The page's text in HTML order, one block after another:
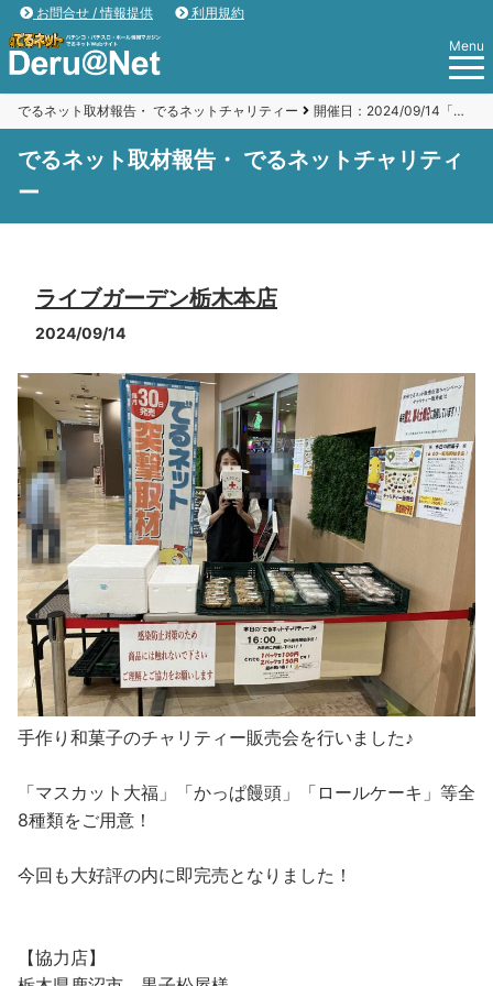
お問合せ / 情報提供
利用規約
Menu
でるネット取材報告・ でるネットチャリティー 開催日：2024/09/14「ライブガーデン栃木本店」
でるネット取材報告・ でるネットチャリティ
ー
ライブガーデン栃木本店
2024/09/14
手作り和菓子のチャリティー販売会を行いました♪
「マスカット大福」「かっぱ饅頭」「ロールケーキ」等全
8種類をご用意！
今回も大好評の内に即完売となりました！
【協力店】